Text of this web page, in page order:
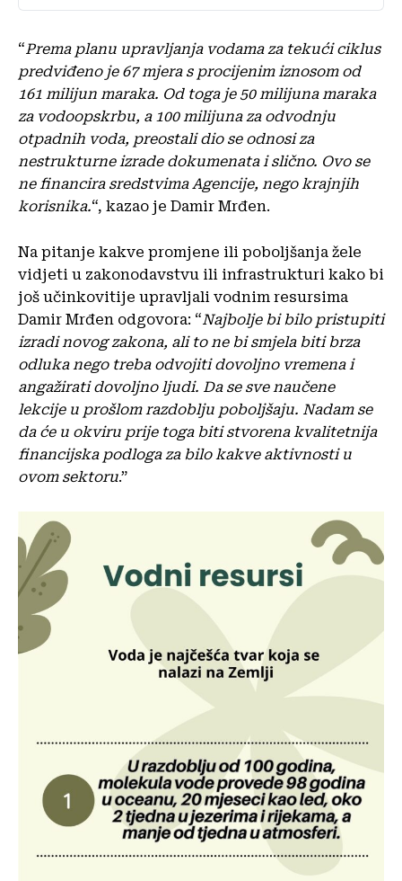
“Prema planu upravljanja vodama za tekući ciklus
predviđeno je 67 mjera s procijenim iznosom od
161 milijun maraka. Od toga je 50 milijuna maraka
za vodoopskrbu, a 100 milijuna za odvodnju
otpadnih voda, preostali dio se odnosi za
nestrukturne izrade dokumenata i slično. Ovo se
ne financira sredstvima Agencije, nego krajnjih
korisnika.“, kazao je Damir Mrđen.
Na pitanje kakve promjene ili poboljšanja žele
vidjeti u zakonodavstvu ili infrastrukturi kako bi
još učinkovitije upravljali vodnim resursima
Damir Mrđen odgovora: “Najbolje bi bilo pristupiti
izradi novog zakona, ali to ne bi smjela biti brza
odluka nego treba odvojiti dovoljno vremena i
angažirati dovoljno ljudi. Da se sve naučene
lekcije u prošlom razdoblju poboljšaju. Nadam se
da će u okviru prije toga biti stvorena kvalitetnija
financijska podloga za bilo kakve aktivnosti u
ovom sektoru.”